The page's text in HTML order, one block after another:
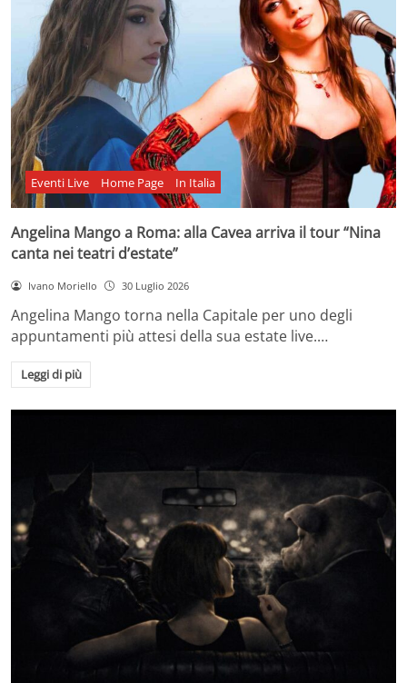
Eventi Live Home Page In Italia
Angelina Mango a Roma: alla Cavea arriva il tour “Nina
canta nei teatri d’estate”
Ivano Moriello 30 Luglio 2026
Angelina Mango torna nella Capitale per uno degli
appuntamenti più attesi della sua estate live.…
Leggi di più